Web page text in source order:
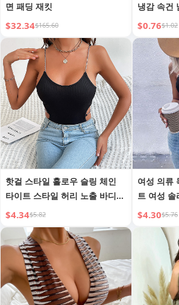
면 패딩 재킷
$32.34$165.60
냉감 속건
타월 손목
$0.76$1.02
핫걸 스타일 홀로우 슬링 체인
타이트 스타일 허리 노출 바디수
트
$4.34$5.82
여성 의류
트 여성 솔
트 성인 블
$4.30$5.76